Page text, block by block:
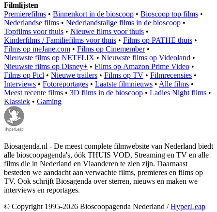
Filmlijsten
Premierefilms • Binnenkort in de bioscoop • Bioscoop top films •
Nederlandse films • Nederlandstalige films in de bioscoop •
Topfilms voor thuis • Nieuwe films voor thuis •
Kinderfilms / Familiefilms voor thuis • Films op PATHE thuis •
Films op meJane.com • Films op Cinemember•
Nieuwste films op NETFLIX • Nieuwste films op Videoland •
Nieuwste films op Disney+ • Films op Amazon Prime Video •
Films op Picl • Nieuwe trailers • Films op TV • Filmrecensies •
Interviews • Fotoreportages • Laatste filmnieuws • Alle films •
Meest recente films • 3D films in de bioscoop • Ladies Night films •
Klassiek • Gaming
Biosagenda.nl - De meest complete filmwebsite van Nederland biedt
alle bioscoopagenda's, óók THUIS VOD, Streaming en TV en alle
films die in Nederland en Vlaanderen te zien zijn. Daarnaast
besteden we aandacht aan verwachte films, premieres en films op
TV. Ook schrijft Biosagenda over sterren, nieuws en maken we
interviews en reportages.
© Copyright 1995-2026 Bioscoopagenda Nederland /HyperLeap